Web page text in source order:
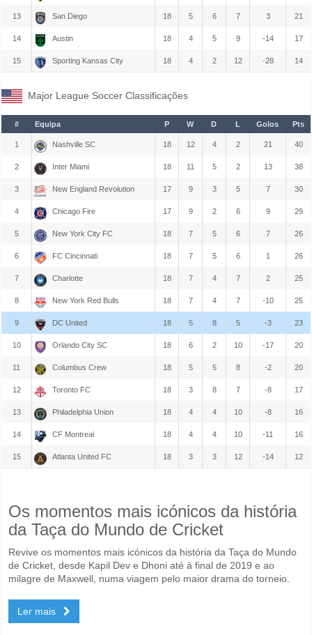
13 San Diego 18 5 6 7 3 21
14 Austin 18 4 5 9 -14 17
15 Sporting Kansas City 18 4 2 12 -28 14
Major League Soccer Classificações
# Equipa P W D L Golos Pts
1 Nashville SC 18 12 4 2 21 40
2 Inter Miami 18 11 5 2 13 38
3 New England Revolution 17 9 3 5 7 30
4 Chicago Fire 17 9 2 6 9 29
5 New York City FC 18 7 5 6 7 26
6 FC Cincinnati 18 7 5 6 1 26
7 Charlotte 18 7 4 7 2 25
8 New York Red Bulls 18 7 4 7 -10 25
9 DC United 18 5 8 5 -3 23
10 Orlando City SC 18 6 2 10 -17 20
11 Columbus Crew 18 5 5 8 -2 20
12 Toronto FC 18 3 8 7 -8 17
13 Philadelphia Union 18 4 4 10 -8 16
14 CF Montreal 18 4 4 10 -11 16
15 Atlanta United FC 18 3 3 12 -14 12
Os momentos mais icónicos da história
da Taça do Mundo de Cricket
Revive os momentos mais icónicos da história da Taça do Mundo
de Cricket, desde Kapil Dev e Dhoni até à final de 2019 e ao
milagre de Maxwell, numa viagem pelo maior drama do torneio.
Ler mais